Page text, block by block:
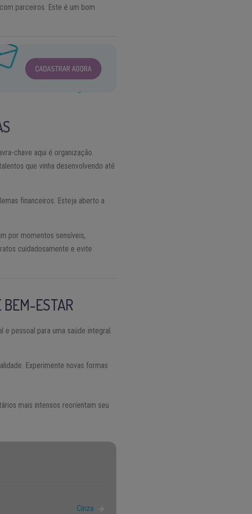
parceiros. Este é um bom
CADASTRAR AGORA
chave aqui é organização.
que vinha desenvolvendo até
financeiros. Esteja aberto a
por momentos sensíveis,
cuidadosamente e evite
BEM-ESTAR
pessoal para uma saúde integral.
Experimente novas formas
mais intensos reorientam seu
Cinza